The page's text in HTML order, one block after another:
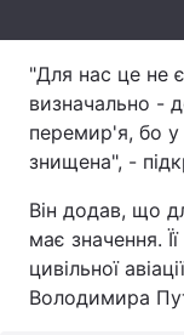
"Для нас це не
визначально -
перемир'я, бо у
знищена", -
Він додав, що
має значення.
цивільної
Володимира